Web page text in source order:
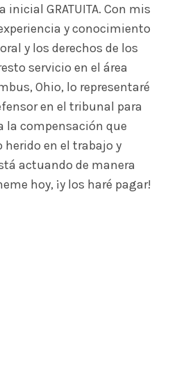
GRATUITA. Con mis
y conocimiento
y los derechos de los
servicio en el área
Ohio, lo representaré
en el tribunal para
la compensación que
herido en el trabajo y
actuando de manera
hoy, ¡y los haré pagar!